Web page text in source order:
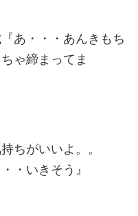
あ・・・あんきもち
ゃ締まってま
ちがいいよ。。
・いきそう』